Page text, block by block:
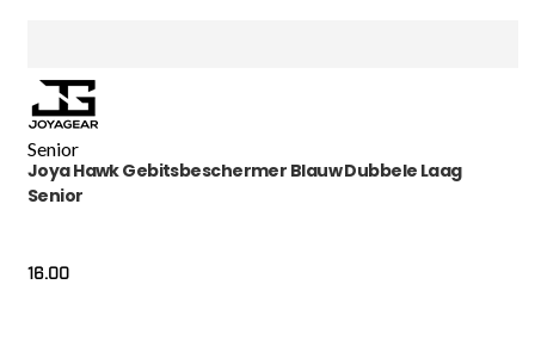
Senior
Joya Hawk Gebitsbeschermer Blauw Dubbele Laag
Senior
16.00